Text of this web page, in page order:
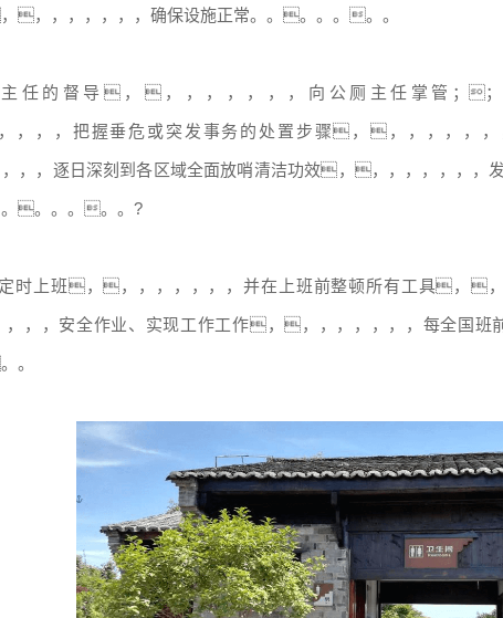
，，，，，，，确保设施正常。。。。。。。
任的督导，，，，，，，，向公厕主任掌管；
，，把握垂危或突发事务的处置步骤，，，，，，，
，，逐日深刻到各区域全面放哨清洁功效，，，，，，，，
。。。。。。?
时上班，，，，，，，，并在上班前整顿所有工具，
，，安全作业、实现工作工作，，，，，，，，每全国班
。